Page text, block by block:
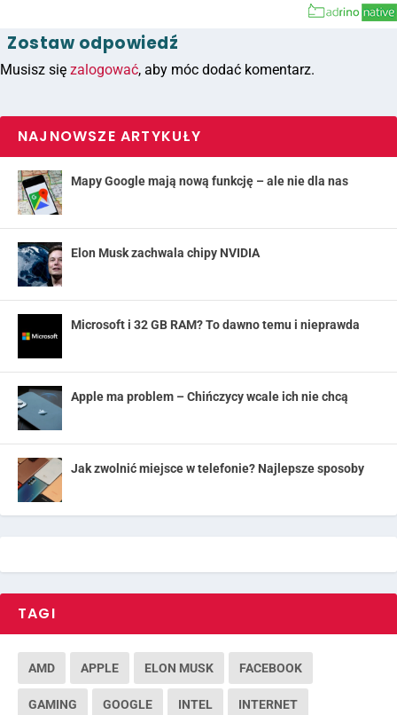
Zostaw odpowiedź
Musisz się zalogować, aby móc dodać komentarz.
NAJNOWSZE ARTYKUŁY
Mapy Google mają nową funkcję – ale nie dla nas
Elon Musk zachwala chipy NVIDIA
Microsoft i 32 GB RAM? To dawno temu i nieprawda
Apple ma problem – Chińczycy wcale ich nie chcą
Jak zwolnić miejsce w telefonie? Najlepsze sposoby
TAGI
AMD APPLE ELON MUSK FACEBOOK
GAMING GOOGLE INTEL INTERNET